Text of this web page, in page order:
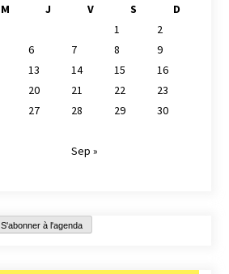
M J V S
D
1
2
6 7 8
9
13 14 15
16
20 21 22
23
27 28 29
30
Sep »
S'abonner à l'agenda